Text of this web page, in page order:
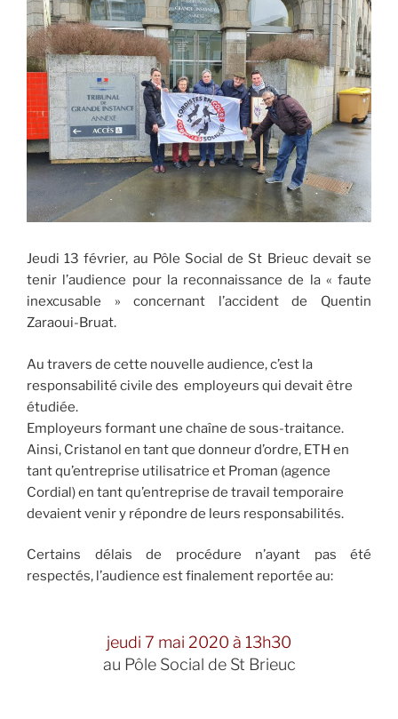
Jeudi 13 février, au Pôle Social de St Brieuc devait se
tenir l’audience pour la reconnaissance de la « faute
inexcusable » concernant l’accident de Quentin
Zaraoui-Bruat.
Au travers de cette nouvelle audience, c’est la
responsabilité civile des employeurs qui devait être
étudiée.
Employeurs formant une chaîne de sous-traitance.
Ainsi, Cristanol en tant que donneur d’ordre, ETH en
tant qu’entreprise utilisatrice et Proman (agence
Cordial)en tant qu’entreprise de travail temporaire
devaient venir y répondre de leurs responsabilités.
Certains délais de procédure n’ayant pas été
respectés, l’audience est finalement reportée au:
jeudi 7 mai 2020 à 13h30
au Pôle Social de St Brieuc